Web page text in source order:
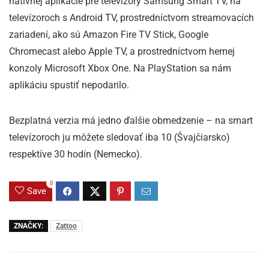
televízoroch s Android TV, prostredníctvom streamovacích
zariadení, ako sú Amazon Fire TV Stick, Google
Chromecast alebo Apple TV, a prostredníctvom hernej
konzoly Microsoft Xbox One. Na PlayStation sa nám
aplikáciu spustiť nepodarilo.
Bezplatná verzia má jedno ďalšie obmedzenie – na smart
televízoroch ju môžete sledovať iba 10 (Švajčiarsko)
respektíve 30 hodín (Nemecko).
Save
0
ZNAČKY: Zattoo